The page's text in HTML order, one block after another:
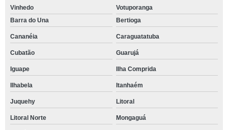
Vinhedo
Votuporanga
Barra do Una
Bertioga
Cananéia Caraguatatuba
Cubatão Guarujá
Iguape Ilha Comprida
Ilhabela Itanhaém
Juquehy Litoral
Litoral Norte Mongaguá